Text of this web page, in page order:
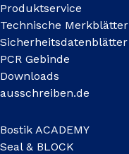
Produktservice
Technische Merkblätter
Sicherheitsdatenblätter
PCR Gebinde
Downloads
ausschreiben.de
Bostik ACADEMY
Seal & BLOCK